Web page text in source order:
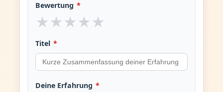
Bewertung *
★ ★ ★ ★ ★
Titel *
Deine Erfahrung *